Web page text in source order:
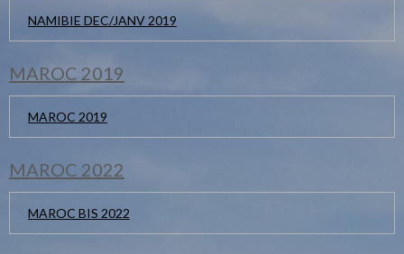
NAMIBIE DEC/JANV 2019
MAROC 2019
MAROC 2019
MAROC 2022
MAROC BIS 2022